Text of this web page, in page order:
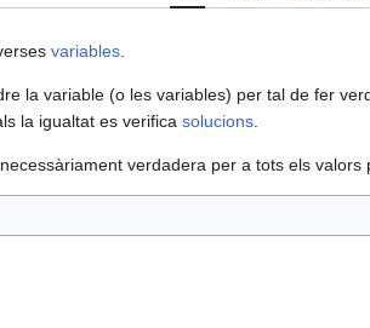
variables
la variable (o les variables) per tal de fer
la igualtat es verifica solucions
verdadera per a tots els valors